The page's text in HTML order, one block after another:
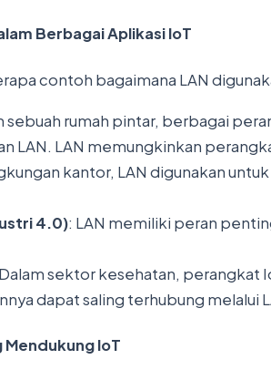
Berbagai Aplikasi IoT
contoh bagaimana LAN
sebuah rumah pintar, berbagai
LAN. LAN memungkinkan
kantor, LAN digunakan
4.0): LAN memiliki peran
sektor kesehatan, perangkat
dapat saling terhubung melalui
Mendukung IoT